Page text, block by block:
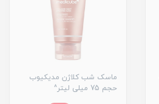
ماسک شب کلاژن مدیکیوب
حجم 75 میلی لیتر^